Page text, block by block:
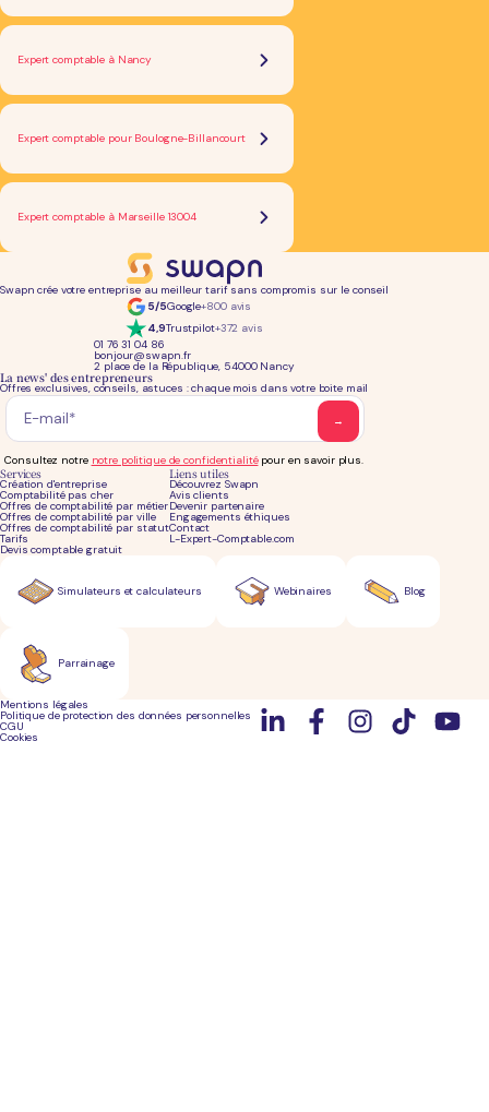
Expert comptable à Nancy
Expert comptable pour Boulogne-Billancourt
Expert comptable à Marseille 13004
Swapn crée votre entreprise au meilleur tarif sans compromis sur le conseil
5/5Google+800 avis
4,9Trustpilot+372 avis
01 76 31 04 86
bonjour@swapn.fr
2 place de la République, 54000 Nancy
Services
Création d'entreprise
Comptabilité pas cher
Offres de comptabilité par métier
Offres de comptabilité par ville
Offres de comptabilité par statut
Tarifs
Devis comptable gratuit
Liens utiles
Découvrez Swapn
Avis clients
Devenir partenaire
Engagements éthiques
Contact
L-Expert-Comptable.com
La news' des entrepreneurs
Offres exclusives, conseils, astuces : chaque mois dans votre boite mail
Consultez notre notre politique de confidentialitépour en savoir plus.
Simulateurs et calculateurs Blog
Parrainage
Webinaires
Mentions légales
Politique de protection des données personnelles
CGU
Cookies